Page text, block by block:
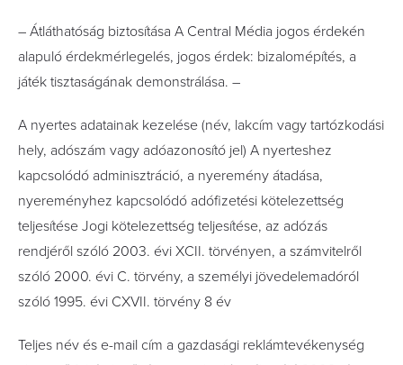
– Átláthatóság biztosítása A Central Média jogos érdekén
alapuló érdekmérlegelés, jogos érdek: bizalomépítés, a
játék tisztaságának demonstrálása. –
A nyertes adatainak kezelése (név, lakcím vagy tartózkodási
hely, adószám vagy adóazonosító jel) A nyerteshez
kapcsolódó adminisztráció, a nyeremény átadása,
nyereményhez kapcsolódó adófizetési kötelezettség
teljesítése Jogi kötelezettség teljesítése, az adózás
rendjéről szóló 2003. évi XCII. törvényen, a számvitelről
szóló 2000. évi C. törvény, a személyi jövedelemadóról
szóló 1995. évi CXVII. törvény 8 év
Teljes név és e-mail cím a gazdasági reklámtevékenység